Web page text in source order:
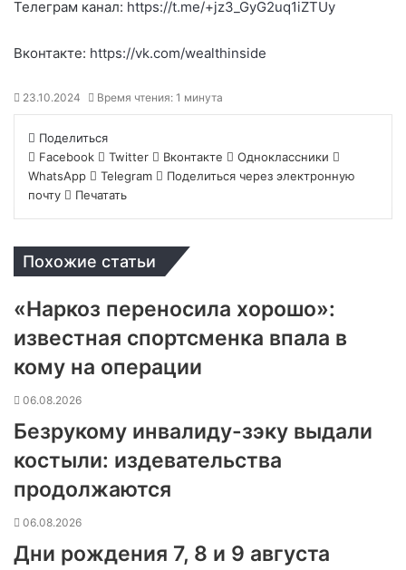
Телеграм канал: https://t.me/+jz3_GyG2uq1iZTUy
Вконтакте: https://vk.com/wealthinside
23.10.2024 Время чтения: 1 минута
Поделиться
Facebook
Twitter Вконтакте
Одноклассники
WhatsApp
Telegram
Поделиться через электронную
почту
Печатать
Похожие статьи
«Наркоз переносила хорошо»:
известная спортсменка впала в
кому на операции
06.08.2026
Безрукому инвалиду-зэку выдали
костыли: издевательства
продолжаются
06.08.2026
Дни рождения 7, 8 и 9 августа